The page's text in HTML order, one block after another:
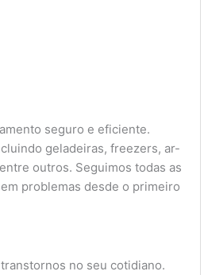
seguro e eficiente.
geladeiras, freezers, ar-
outros. Seguimos todas as
problemas desde o primeiro
no seu cotidiano.